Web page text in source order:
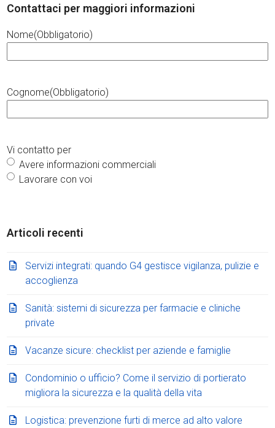
Contattaci per maggiori informazioni
Nome(Obbligatorio)
Cognome(Obbligatorio)
Vi contatto per
Avere informazioni commerciali
Lavorare con voi
Articoli recenti
Servizi integrati: quando G4 gestisce vigilanza, pulizie e
accoglienza
Sanità: sistemi di sicurezza per farmacie e cliniche
private
Vacanze sicure: checklist per aziende e famiglie
Condominio o ufficio? Come il servizio di portierato
migliora la sicurezza e la qualità della vita
Logistica: prevenzione furti di merce ad alto valore